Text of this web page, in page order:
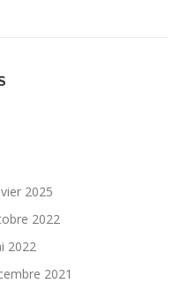
2025
2022
2022
2021